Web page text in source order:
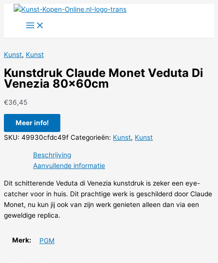
Kunst, Kunst
Kunstdruk Claude Monet Veduta Di
Venezia 80x60cm
€36,45
Meer info!
SKU: 49930cfdc49f Categorieën: Kunst, Kunst
Beschrijving
Aanvullende informatie
Dit schitterende Veduta di Venezia kunstdruk is zeker een eye-
catcher voor in huis. Dit prachtige werk is geschilderd door Claude
Monet, nu kun jij ook van zijn werk genieten alleen dan via een
geweldige replica.
Merk: PGM